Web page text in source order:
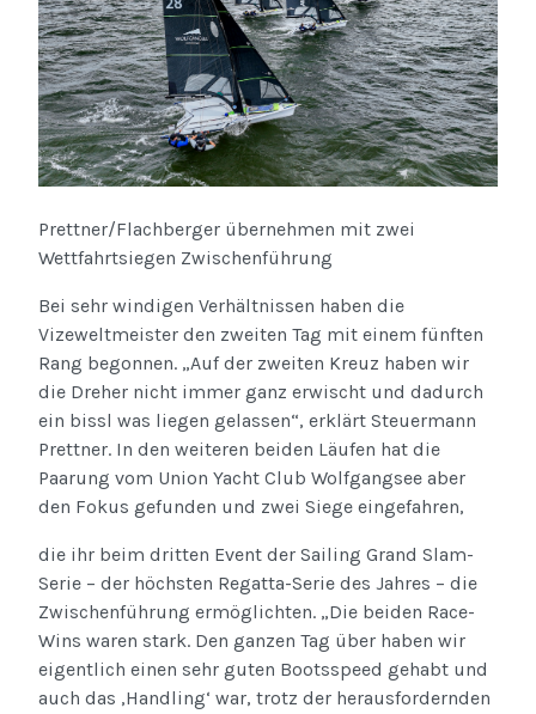
Prettner/Flachberger übernehmen mit zwei
Wettfahrtsiegen Zwischenführung
Bei sehr windigen Verhältnissen haben die
Vizeweltmeister den zweiten Tag mit einem fünften
Rang begonnen. „Auf der zweiten Kreuz haben wir
die Dreher nicht immer ganz erwischt und dadurch
ein bissl was liegen gelassen“, erklärt Steuermann
Prettner. In den weiteren beiden Läufen hat die
Paarung vom Union Yacht Club Wolfgangsee aber
den Fokus gefunden und zwei Siege eingefahren,
die ihr beim dritten Event der Sailing Grand Slam-
Serie – der höchsten Regatta-Serie des Jahres – die
Zwischenführung ermöglichten. „Die beiden Race-
Wins waren stark. Den ganzen Tag über haben wir
eigentlich einen sehr guten Bootsspeed gehabt und
auch das ‚Handling‘ war, trotz der herausfordernden